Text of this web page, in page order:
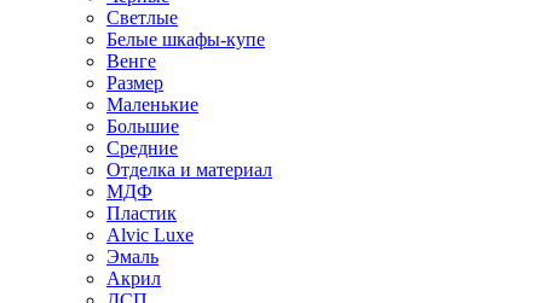
Светлые
Белые шкафы-купе
Венге
Размер
Маленькие
Большие
Средние
Отделка и материал
МДФ
Пластик
Alvic Luxe
Эмаль
Акрил